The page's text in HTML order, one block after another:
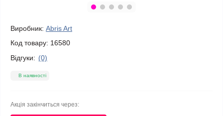
Виробник: Abris Art
Код товару: 16580
Відгуки: (0)
В наявності
Акція закінчиться через: